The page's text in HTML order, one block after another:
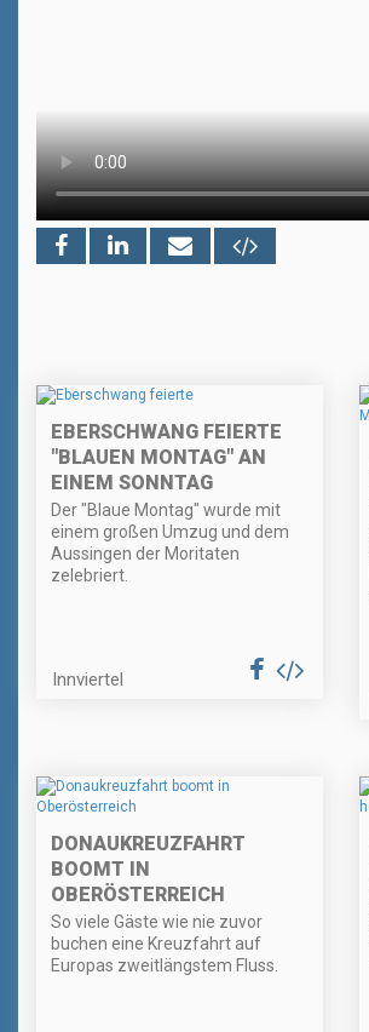
EBERSCHWANG FEIERTE
"BLAUEN MONTAG" AN
EINEM SONNTAG
Der "Blaue Montag" wurde mit
einem großen Umzug und dem
Aussingen der Moritaten
zelebriert.
Innviertel
DONAUKREUZFAHRT
BOOMT IN
OBERÖSTERREICH
So viele Gäste wie nie zuvor
buchen eine Kreuzfahrt auf
Europas zweitlängstem Fluss.